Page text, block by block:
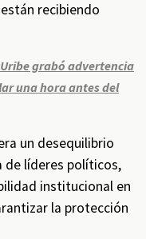
recibiendo
grabó advertencia
una hora antes del
un desequilibrio
de líderes políticos,
institucional en
la protección